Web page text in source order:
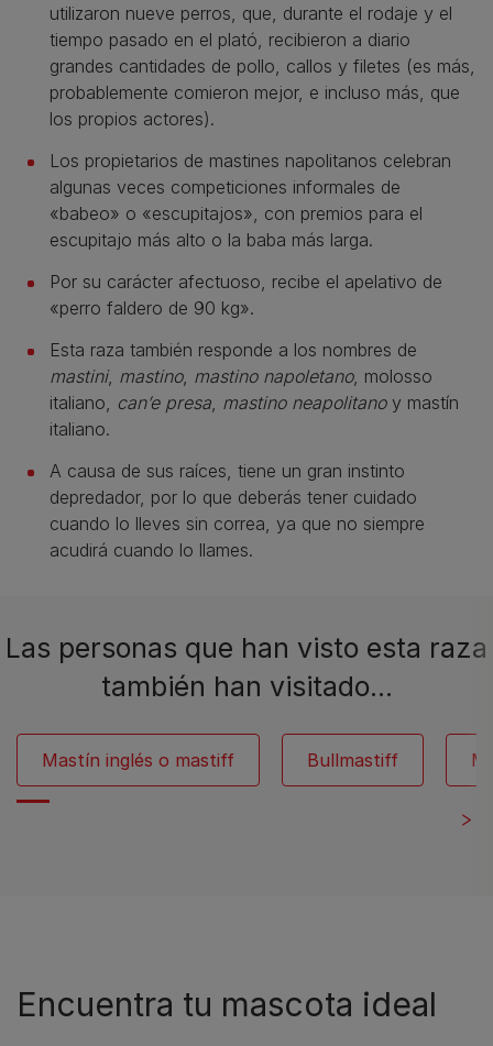
utilizaron nueve perros, que, durante el rodaje y el
tiempo pasado en el plató, recibieron a diario
grandes cantidades de pollo, callos y filetes (es más,
probablemente comieron mejor, e incluso más, que
los propios actores).
Los propietarios de mastines napolitanos celebran
algunas veces competiciones informales de
«babeo» o «escupitajos», con premios para el
escupitajo más alto o la baba más larga.
Por su carácter afectuoso, recibe el apelativo de
«perro faldero de 90 kg».
Esta raza también responde a los nombres de
mastini, mastino, mastino napoletano, molosso
italiano, can’e presa mastino neapolitanoy mastín
italiano.
A causa de sus raíces, tiene un gran instinto
depredador, por lo que deberás tener cuidado
cuando lo lleves sin correa, ya que no siempre
acudirá cuando lo llames.
Las personas que han visto esta raza
también han visitado…
Mastín inglés o mastiff Bullmastiff
Encuentra tu mascota ideal